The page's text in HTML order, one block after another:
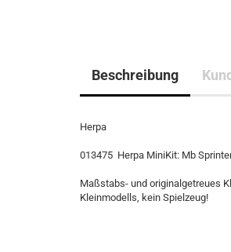
Beschreibung
Herpa
013475 Herpa MiniKit: Mb
Maßstabs- und originalgetreues
Kleinmodells, kein Spielzeug!